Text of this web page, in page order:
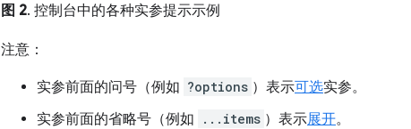
图 2. 控制台中的各种实参提示示例
注意：
实参前面的问号（例如 ?options ）表示可选实参。
实参前面的省略号（例如
...items ）表示展开。